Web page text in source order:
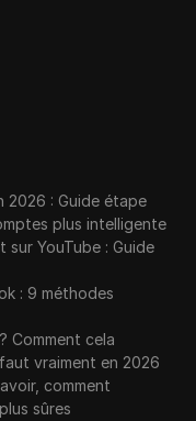
2026 : Guide étape
plus intelligente
YouTube : Guide
: 9 méthodes
Comment cela
vraiment en 2026
comment
sûres